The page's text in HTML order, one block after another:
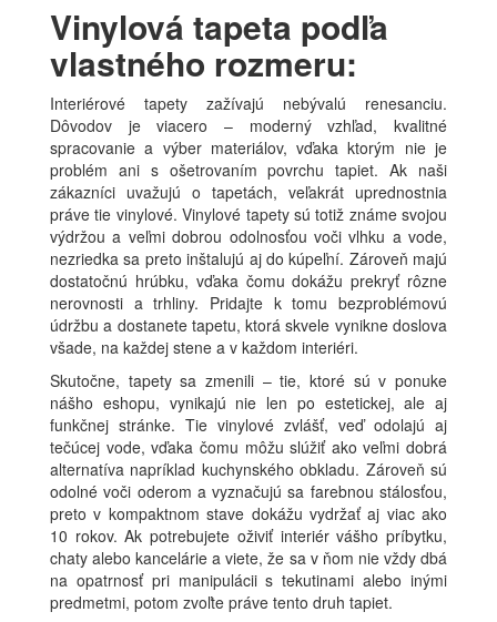
Vinylová tapeta podľa
vlastného rozmeru:
Interiérové tapety zažívajú nebývalú renesanciu.
Dôvodov je viacero – moderný vzhľad, kvalitné
spracovanie a výber materiálov, vďaka ktorým nie je
problém ani s ošetrovaním povrchu tapiet. Ak naši
zákazníci uvažujú o tapetách, veľakrát uprednostnia
práve tie vinylové. Vinylové tapety sú totiž známe svojou
výdržou a veľmi dobrou odolnosťou voči vlhku a vode,
nezriedka sa preto inštalujú aj do kúpeľní. Zároveň majú
dostatočnú hrúbku, vďaka čomu dokážu prekryť rôzne
nerovnosti a trhliny. Pridajte k tomu bezproblémovú
údržbu a dostanete tapetu, ktorá skvele vynikne doslova
všade, na každej stene a v každom interiéri.
Skutočne, tapety sa zmenili – tie, ktoré sú v ponuke
nášho eshopu, vynikajú nie len po estetickej, ale aj
funkčnej stránke. Tie vinylové zvlášť, veď odolajú aj
tečúcej vode, vďaka čomu môžu slúžiť ako veľmi dobrá
alternatíva napríklad kuchynského obkladu. Zároveň sú
odolné voči oderom a vyznačujú sa farebnou stálosťou,
preto v kompaktnom stave dokážu vydržať aj viac ako
10 rokov. Ak potrebujete oživiť interiér vášho príbytku,
chaty alebo kancelárie a viete, že sa v ňom nie vždy dbá
na opatrnosť pri manipulácii s tekutinami alebo inými
predmetmi, potom zvoľte práve tento druh tapiet.